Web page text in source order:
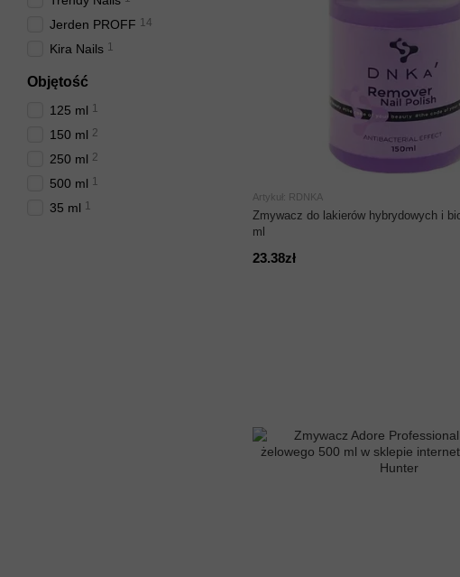
Artykuł: RDNKA
Zmywacz do lakierów hybrydowych i
ml
23.38zł
Jerden PROFF 14
Kira Nails 1
Objętość
125 ml 1
150 ml 2
250 ml 2
500 ml 1
35 ml 1